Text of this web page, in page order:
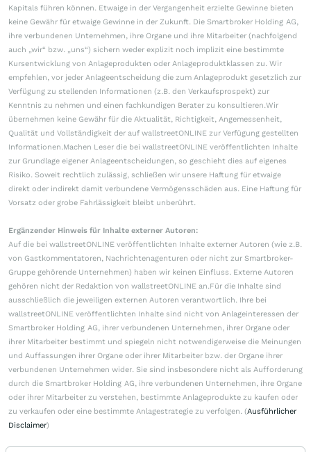
Kapitals führen können. Etwaige in der Vergangenheit erzielte Gewinne bieten
keine Gewähr für etwaige Gewinne in der Zukunft. Die Smartbroker Holding AG,
ihre verbundenen Unternehmen, ihre Organe und ihre Mitarbeiter (nachfolgend
auch „wir“ bzw. „uns“) sichern weder explizit noch implizit eine bestimmte
Kursentwicklung von Anlageprodukten oder Anlageproduktklassen zu. Wir
empfehlen, vor jeder Anlageentscheidung die zum Anlageprodukt gesetzlich zur
Verfügung zu stellenden Informationen (z.B. den Verkaufsprospekt) zur
Kenntnis zu nehmen und einen fachkundigen Berater zu konsultieren.Wir
übernehmen keine Gewähr für die Aktualität, Richtigkeit, Angemessenheit,
Qualität und Vollständigkeit der auf wallstreetONLINE zur Verfügung gestellten
Informationen.Machen Leser die bei wallstreetONLINE veröffentlichten Inhalte
zur Grundlage eigener Anlageentscheidungen, so geschieht dies auf eigenes
Risiko. Soweit rechtlich zulässig, schließen wir unsere Haftung für etwaige
direkt oder indirekt damit verbundene Vermögensschäden aus. Eine Haftung für
Vorsatz oder grobe Fahrlässigkeit bleibt unberührt.
Ergänzender Hinweis für Inhalte externer Autoren:
Auf die bei wallstreetONLINE veröffentlichten Inhalte externer Autoren (wie z.B.
von Gastkommentatoren, Nachrichtenagenturen oder nicht zur Smartbroker-
Gruppe gehörende Unternehmen) haben wir keinen Einfluss. Externe Autoren
gehören nicht der Redaktion von wallstreetONLINE an.Für die Inhalte sind
ausschließlich die jeweiligen externen Autoren verantwortlich. Ihre bei
wallstreetONLINE veröffentlichten Inhalte sind nicht von Anlageinteressen der
Smartbroker Holding AG, ihrer verbundenen Unternehmen, ihrer Organe oder
ihrer Mitarbeiter bestimmt und spiegeln nicht notwendigerweise die Meinungen
und Auffassungen ihrer Organe oder ihrer Mitarbeiter bzw. der Organe ihrer
verbundenen Unternehmen wider. Sie sind insbesondere nicht als Aufforderung
durch die Smartbroker Holding AG, ihre verbundenen Unternehmen, ihre Organe
oder ihrer Mitarbeiter zu verstehen, bestimmte Anlageprodukte zu kaufen oder
zu verkaufen oder eine bestimmte Anlagestrategie zu verfolgen. (Ausführlicher
Disclaimer)